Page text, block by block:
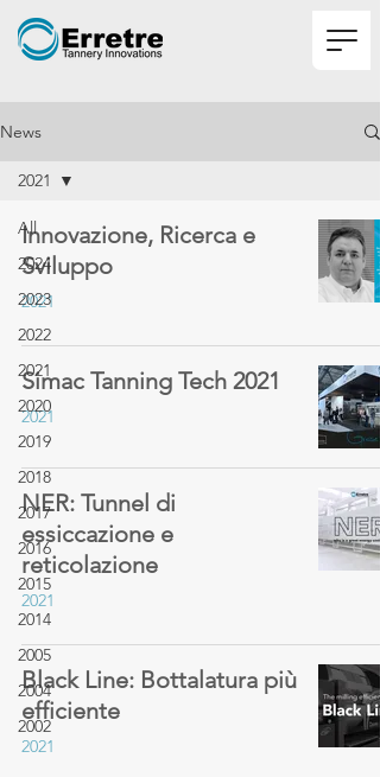
News
All
2024
2023
2022
2021
2020
2019
2018
2017
2016
2015
2014
2005
2004
2002
2021
Innovazione, Ricerca e
Sviluppo
2021
Simac Tanning Tech 2021
2021
NER: Tunnel di
essiccazione e
reticolazione
2021
Black Line: Bottalatura più
efficiente
2021